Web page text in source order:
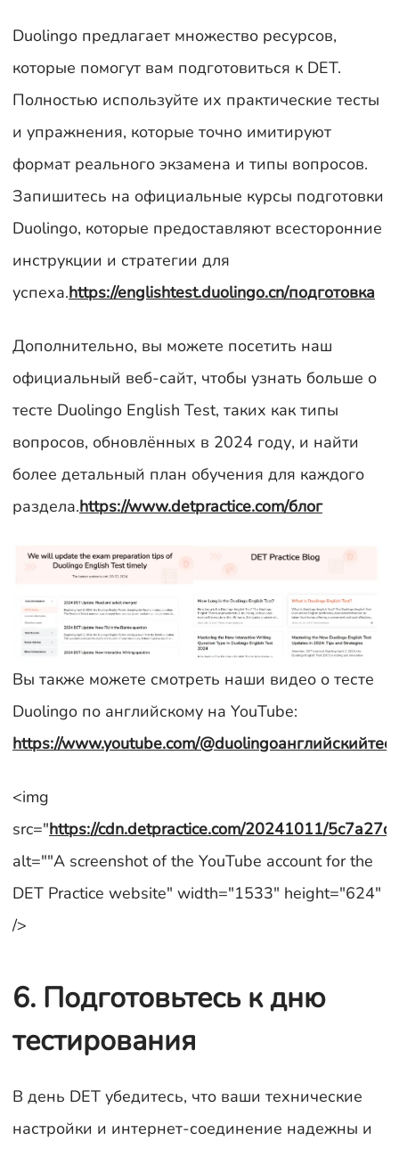
Duolingo предлагает множество ресурсов,
которые помогут вам подготовиться к DET.
Полностью используйте их практические тесты
и упражнения, которые точно имитируют
формат реального экзамена и типы вопросов.
Запишитесь на официальные курсы подготовки
Duolingo, которые предоставляют всесторонние
инструкции и стратегии для
успеха.https://englishtest.duolingo.cn/подготовка
Дополнительно, вы можете посетить наш
официальный веб-сайт, чтобы узнать больше о
тесте Duolingo English Test, таких как типы
вопросов, обновлённых в 2024 году, и найти
более детальный план обучения для каждого
раздела.https://www.detpractice.com/блог
Вы также можете смотреть наши видео о тесте
Duolingo по английскому на YouTube:
https://www.youtube.com/
<img
src="https://cdn.detpractice.com/20241011/
alt=""A screenshot of the YouTube account for the
DET Practice website" width="1533" height="624"
/>
6. Подготовьтесь к дню
тестирования
В день DET убедитесь, что ваши технические
настройки и интернет-соединение надежны и